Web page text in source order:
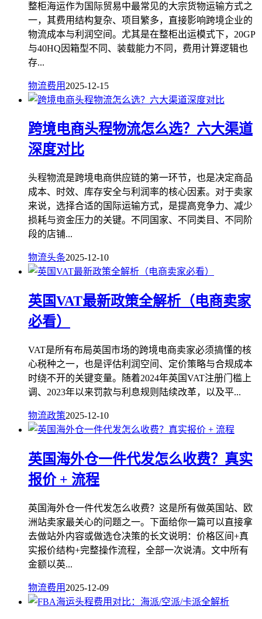
整柜海运作为国际贸易中最常见的大宗货物运输方式之
一，其费用结构复杂、项目繁多，直接影响跨境企业的
物流成本与利润空间。尤其是在整柜出运模式下，20GP
与40HQ因箱型不同、装载能力不同，费用计算逻辑也
存...
物流费用 2025-12-15
跨境电商头程物流怎么选？六大渠道
深度对比
头程物流是跨境电商供应链的第一环节，也是决定商品
成本、时效、库存安全与利润率的核心因素。对于卖家
来说，选择合适的国际运输方式，是提高竞争力、减少
损耗与资金压力的关键。不同国家、不同类目、不同阶
段的店铺...
物流头条2025-12-10
英国VAT最新政策全解析（电商卖家
必看）
VAT是所有布局英国市场的跨境电商卖家必须搞懂的核
心税种之一，也是评估利润空间、定价策略与合规成本
时绕不开的关键变量。随着2024年英国VAT注册门槛上
调、2023年以来罚款与利息规则陆续改革，以及平...
物流政策2025-12-10
英国海外仓一件代发怎么收费？真实
报价 + 流程
英国海外仓一件代发怎么收费？这是所有做英国站、欧
洲站卖家最关心的问题之一。下面给你一篇可以直接拿
去做站外内容或做选仓决策的长文说明：价格区间+真
实报价结构+完整操作流程，全部一次说清。文中所有
金额以英...
物流费用 2025-12-09